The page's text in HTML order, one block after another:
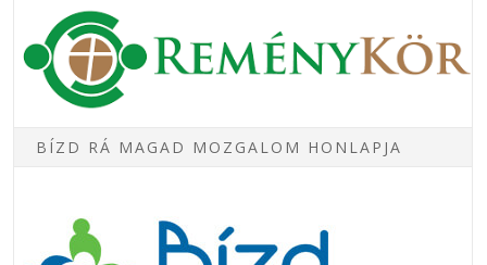
BÍZD RÁ MAGAD MOZGALOM HONLAPJA